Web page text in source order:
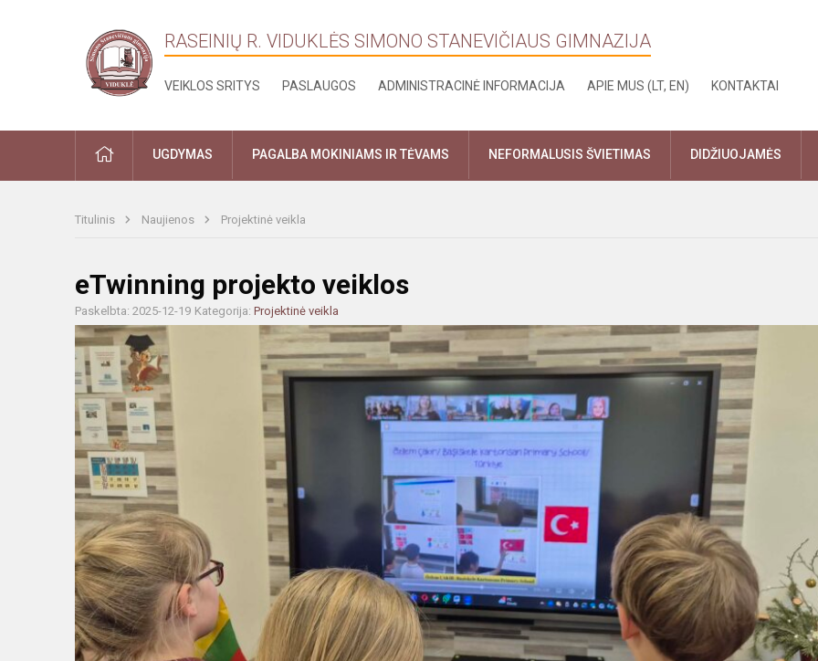
RASEINIŲ R. VIDUKLĖS SIMONO STANEVIČIAUS GIMNAZIJA
VEIKLOS SRITYS PASLAUGOS ADMINISTRACINĖ INFORMACIJA APIE MUS (LT, EN) KONTAKTAI
PRADŽIAUGDYMAS PAGALBA MOKINIAMS IR TĖVAMS NEFORMALUSIS ŠVIETIMAS DIDŽIUOJAMĖS
Titulinis Naujienos Projektinė veikla
eTwinning projekto veiklos
Paskelbta: 2025-12-19 Kategorija: Projektinė veikla